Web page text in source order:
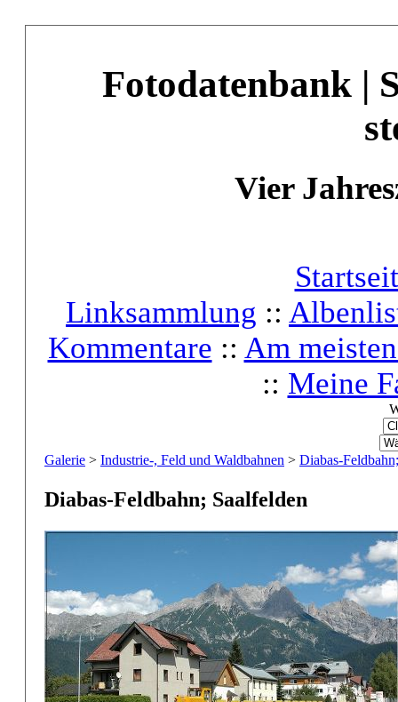
Fotodatenbank |
Vier
Linksammlung ::
Kommentare :: Am
:: Meine
Galerie > Industrie-, Feld und Waldbahnen > Diabas-
Diabas-Feldbahn; Saalfelden